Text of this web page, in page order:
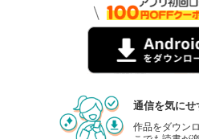
通信を気にせ
作品をダウン